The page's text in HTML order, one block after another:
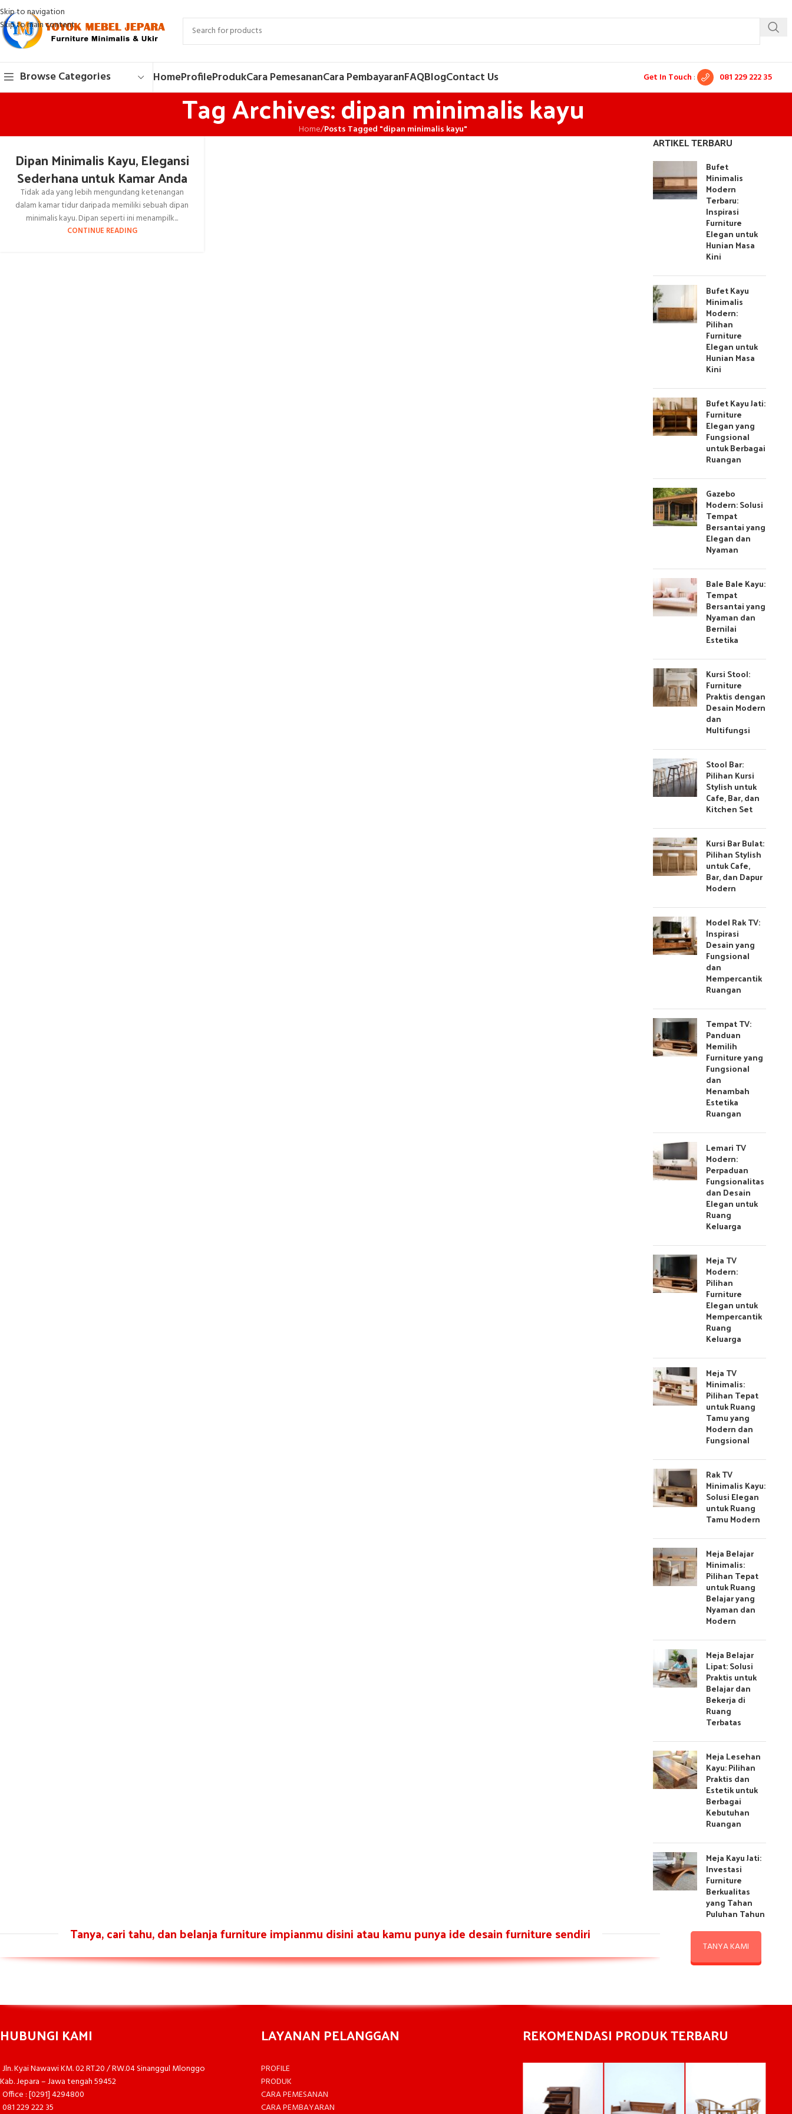
Skip to navigation
Skip to main content
Browse Categories HomeProfileProdukCara PemesananCara PembayaranFAQBlogContact Us Get In Touch : 081 229 222 35
Tag Archives: dipan minimalis kayu
Home/Posts Tagged "dipan minimalis kayu"
Dipan Minimalis Kayu, Elegansi
Sederhana untuk Kamar Anda
Tidak ada yang lebih mengundang ketenangan
dalam kamar tidur daripada memiliki sebuah dipan
minimalis kayu. Dipan seperti ini menampilk...
CONTINUE READING
ARTIKEL TERBARU
Bufet
Minimalis
Modern
Terbaru:
Inspirasi
Furniture
Elegan untuk
Hunian Masa
Kini
Bufet Kayu
Minimalis
Modern:
Pilihan
Furniture
Elegan untuk
Hunian Masa
Kini
Bufet Kayu Jati:
Furniture
Elegan yang
Fungsional
untuk Berbagai
Ruangan
Gazebo
Modern: Solusi
Tempat
Bersantai yang
Elegan dan
Nyaman
Bale Bale Kayu:
Tempat
Bersantai yang
Nyaman dan
Bernilai
Estetika
Kursi Stool:
Furniture
Praktis dengan
Desain Modern
dan
Multifungsi
Stool Bar:
Pilihan Kursi
Stylish untuk
Cafe, Bar, dan
Kitchen Set
Kursi Bar Bulat:
Pilihan Stylish
untuk Cafe,
Bar, dan Dapur
Modern
Model Rak TV:
Inspirasi
Desain yang
Fungsional
dan
Mempercantik
Ruangan
Tempat TV:
Panduan
Memilih
Furniture yang
Fungsional
dan
Menambah
Estetika
Ruangan
Lemari TV
Modern:
Perpaduan
Fungsionalitas
dan Desain
Elegan untuk
Ruang
Keluarga
Meja TV
Modern:
Pilihan
Furniture
Elegan untuk
Mempercantik
Ruang
Keluarga
Meja TV
Minimalis:
Pilihan Tepat
untuk Ruang
Tamu yang
Modern dan
Fungsional
Rak TV
Minimalis Kayu:
Solusi Elegan
untuk Ruang
Tamu Modern
Meja Belajar
Minimalis:
Pilihan Tepat
untuk Ruang
Belajar yang
Nyaman dan
Modern
Meja Belajar
Lipat: Solusi
Praktis untuk
Belajar dan
Bekerja di
Ruang
Terbatas
Meja Lesehan
Kayu: Pilihan
Praktis dan
Estetik untuk
Berbagai
Kebutuhan
Ruangan
Meja Kayu Jati:
Investasi
Furniture
Berkualitas
yang Tahan
Puluhan Tahun
Tanya, cari tahu, dan belanja furniture impianmu disini atau kamu punya ide desain furniture sendiri
TANYA KAMI
HUBUNGI KAMI
Jln. Kyai Nawawi KM. 02 RT.20 / RW.04 Sinanggul Mlonggo
Kab. Jepara – Jawa tengah 59452
Office : [0291] 4294800
081 229 222 35
LAYANAN PELANGGAN
PROFILE
PRODUK
CARA PEMESANAN
CARA PEMBAYARAN
REKOMENDASI PRODUK TERBARU